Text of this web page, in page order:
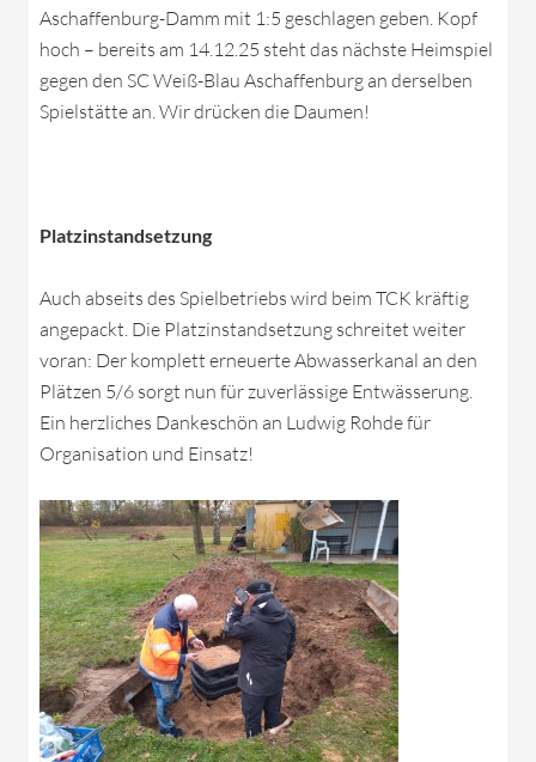
Aschaffenburg-Damm mit 1:5 geschlagen geben. Kopf
hoch – bereits am 14.12.25 steht das nächste Heimspiel
gegen den SC Weiß-Blau Aschaffenburg an derselben
Spielstätte an. Wir drücken die Daumen!
Platzinstandsetzung
Auch abseits des Spielbetriebs wird beim TCK kräftig
angepackt. Die Platzinstandsetzung schreitet weiter
voran: Der komplett erneuerte Abwasserkanal an den
Plätzen 5/6 sorgt nun für zuverlässige Entwässerung.
Ein herzliches Dankeschön an Ludwig Rohde für
Organisation und Einsatz!